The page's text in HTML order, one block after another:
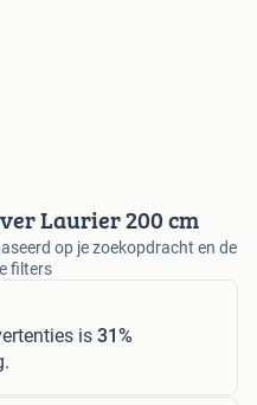
Laurier 200 cm
op je zoekopdracht en de
filters
is 31%